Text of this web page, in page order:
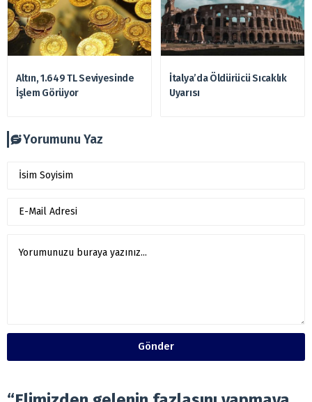
Altın, 1.649 TL Seviyesinde
İşlem Görüyor
İtalya’da Öldürücü Sıcaklık
Uyarısı
Yorumunu Yaz
Gönder